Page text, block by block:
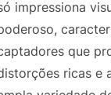
impressiona
que
ricas e